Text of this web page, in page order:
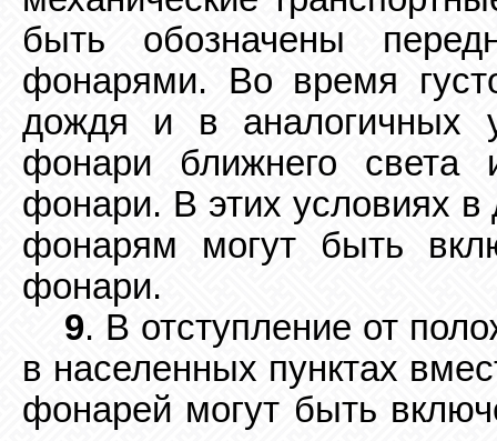
быть обозначены
фонарями. Во время
дождя и в аналогичных
фонари ближнего света
фонари. В этих условиях в
фонарям могут быть
фонари.
9. В отступление от
в населенных пунктах
фонарей могут быть